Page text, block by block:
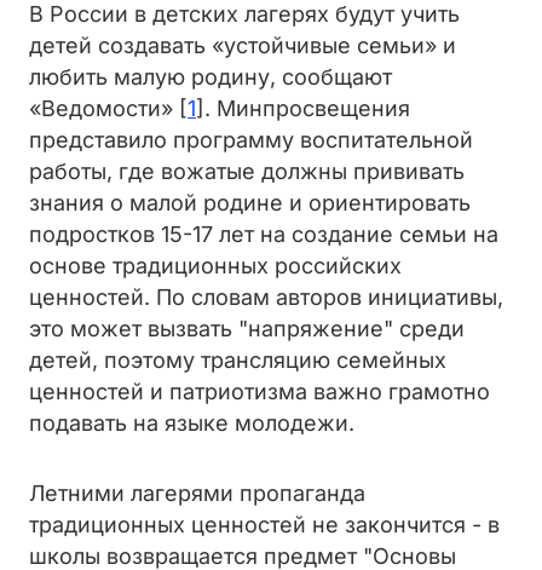
В России в детских лагерях будут учить
детей создавать «устойчивые семьи» и
любить малую родину, сообщают
«Ведомости» [1]. Минпросвещения
представило программу воспитательной
работы, где вожатые должны прививать
знания о малой родине и ориентировать
подростков 15-17 лет на создание семьи на
основе традиционных российских
ценностей. По словам авторов инициативы,
это может вызвать "напряжение" среди
детей, поэтому трансляцию семейных
ценностей и патриотизма важно грамотно
подавать на языке молодежи.
Летними лагерями пропаганда
традиционных ценностей не закончится - в
школы возвращается предмет "Основы